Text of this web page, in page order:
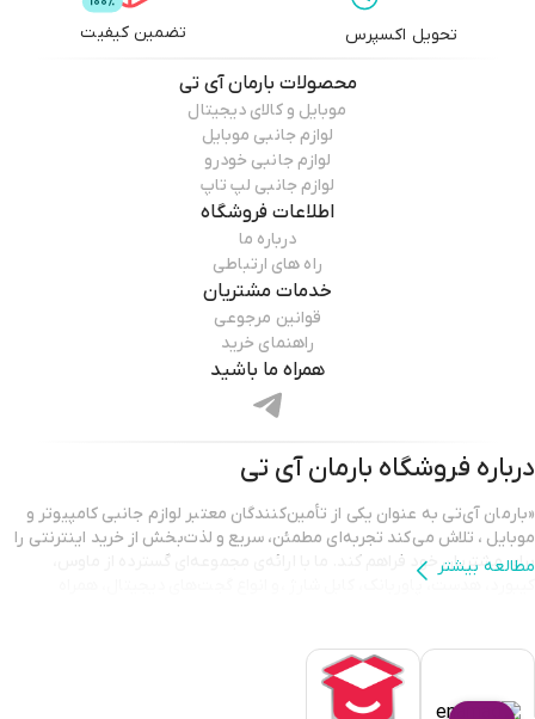
تحویل اکسپرس تضمین کیفیت
محصولات بارمان آی تی
موبایل و کالای دیجیتال
لوازم جانبی موبایل
لوازم جانبی خودرو
لوازم جانبی لپ تاپ
اطلاعات فروشگاه
درباره ما
راه های ارتباطی
خدمات مشتریان
قوانین مرجوعی
راهنمای خرید
همراه ما باشید
درباره فروشگاه بارمان آی تی
«بارمان آی‌تی به عنوان یکی از تأمین‌کنندگان معتبر لوازم جانبی کامپیوتر و
موبایل ، تلاش می‌کند تجربه‌ای مطمئن، سریع و لذت‌بخش از خرید اینترنتی را
برای مشتریان خود فراهم کند. ما با ارائه‌ی مجموعه‌ای گسترده از ماوس،
کیبورد، هدست، پاوربانک، کابل شارژ ،و انواع گجت‌های دیجیتال، همراه
تمامی محصولات ارائه شده در بارمان آی‌تی دارای اصالت و گارانتی معتبر
هستند تا مشتریان با اطمینان کامل خرید کنند. تیم پشتیبانی ما نیز همیشه
آماده‌ی پاسخگویی و راهنمایی است تا شما بهترین انتخاب را متناسب با نیاز
مطالعه بیشتر